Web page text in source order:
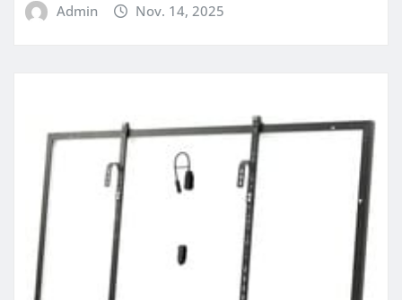
Admin Nov. 14, 2025